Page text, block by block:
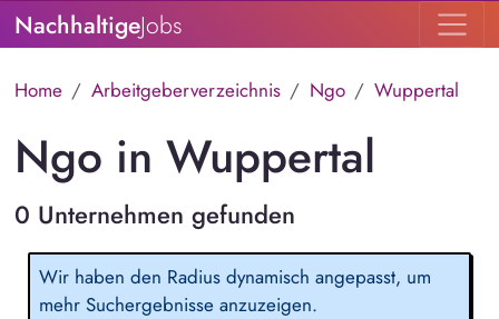
NachhaltigeJobs
Home Arbeitgeberverzeichnis Ngo Wuppertal
Ngo in Wuppertal
0 Unternehmen gefunden
Wir haben den Radius dynamisch angepasst, um
mehr Suchergebnisse anzuzeigen.